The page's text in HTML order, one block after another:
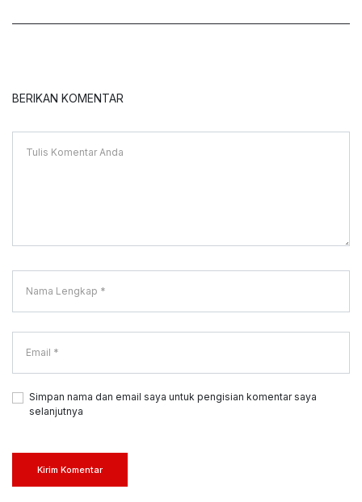
BERIKAN KOMENTAR
Simpan nama dan email saya untuk pengisian komentar saya
selanjutnya
Kirim Komentar